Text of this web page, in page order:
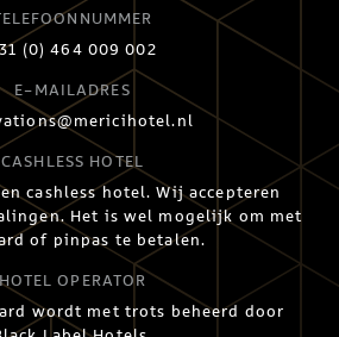
(0) 464 009 002
E-MAILADRES
CASHLESS HOTEL
cashless hotel. Wij accepteren
Het is wel mogelijk om met
of pinpas te betalen.
OPERATOR
wordt met trots beheerd door